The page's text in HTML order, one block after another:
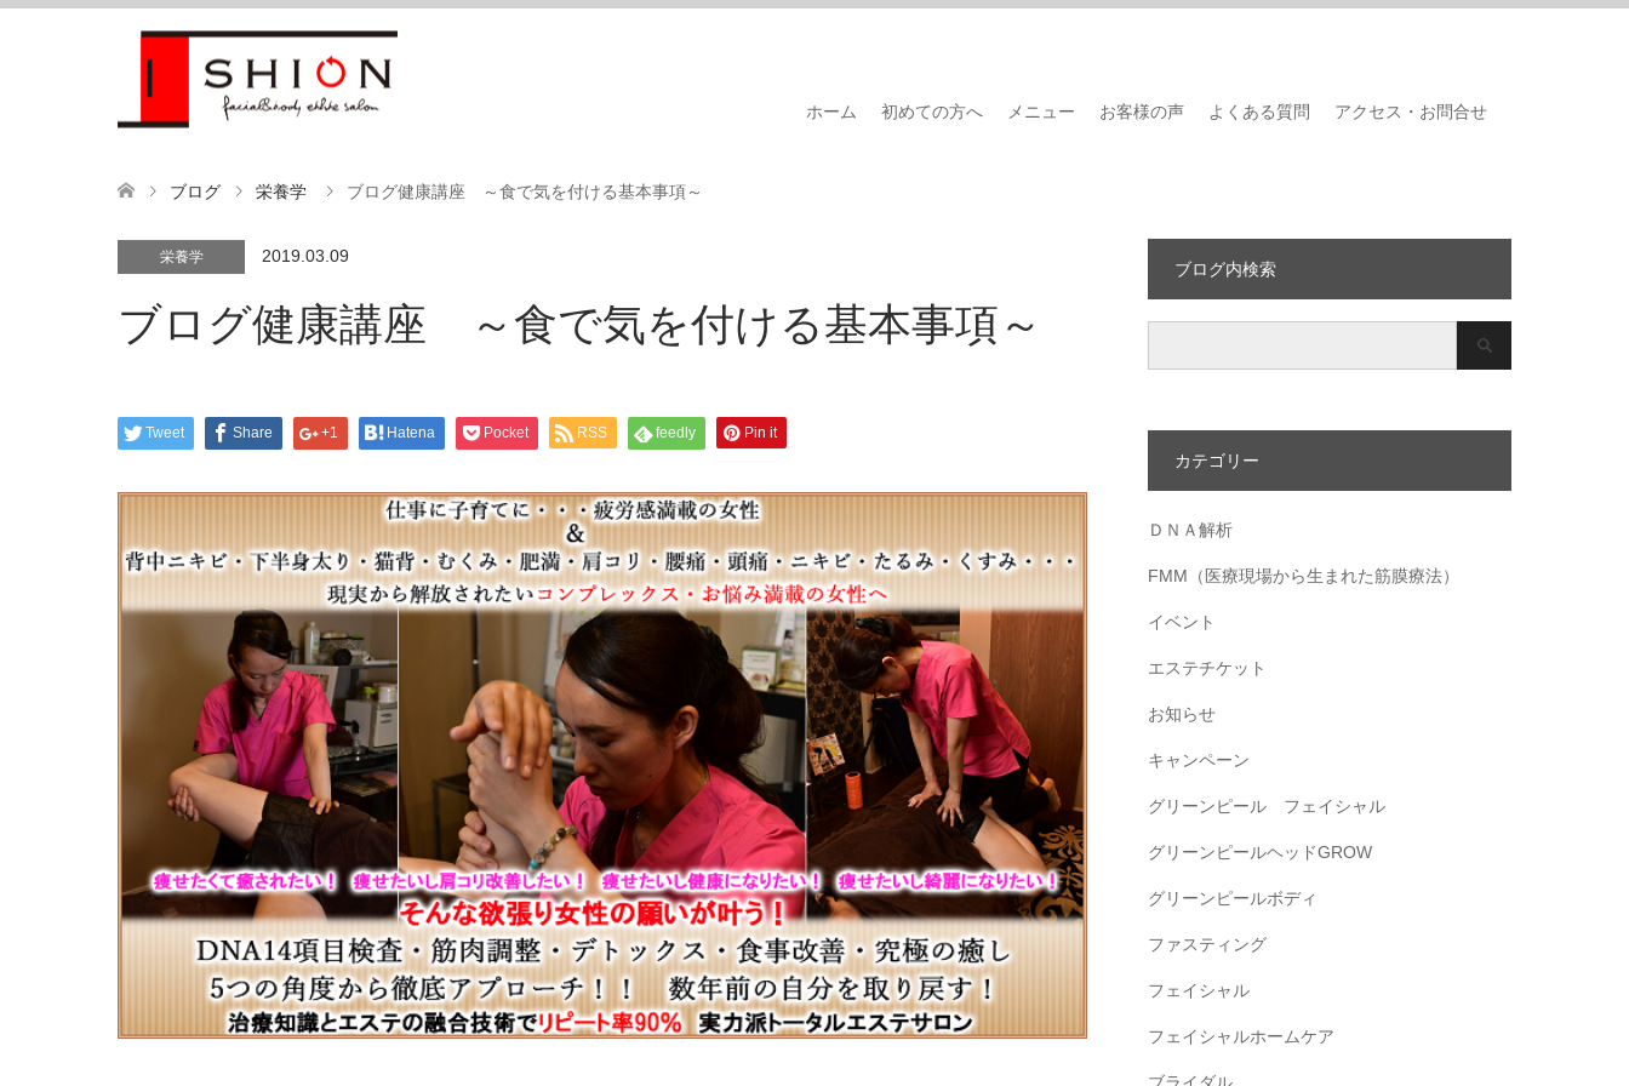
ホーム 初めての方へ メニュー お客様の声 よくある質問 アクセス・お問合せ
ブログ 栄養学 ブログ健康講座 ～食で気を付ける基本事項～
栄養学 2019.03.09
ブログ健康講座 ～食で気を付ける基本事項～
Tweet Share +1 Hatena Pocket RSS feedly Pin it
ブログ内検索
カテゴリー
ＤＮＡ解析
FMM（医療現場から生まれた筋膜療法）
イベント
エステチケット
お知らせ
キャンペーン
グリーンピール フェイシャル
グリーンピールヘッドGROW
グリーンピールボディ
ファスティング
フェイシャル
フェイシャルホームケア